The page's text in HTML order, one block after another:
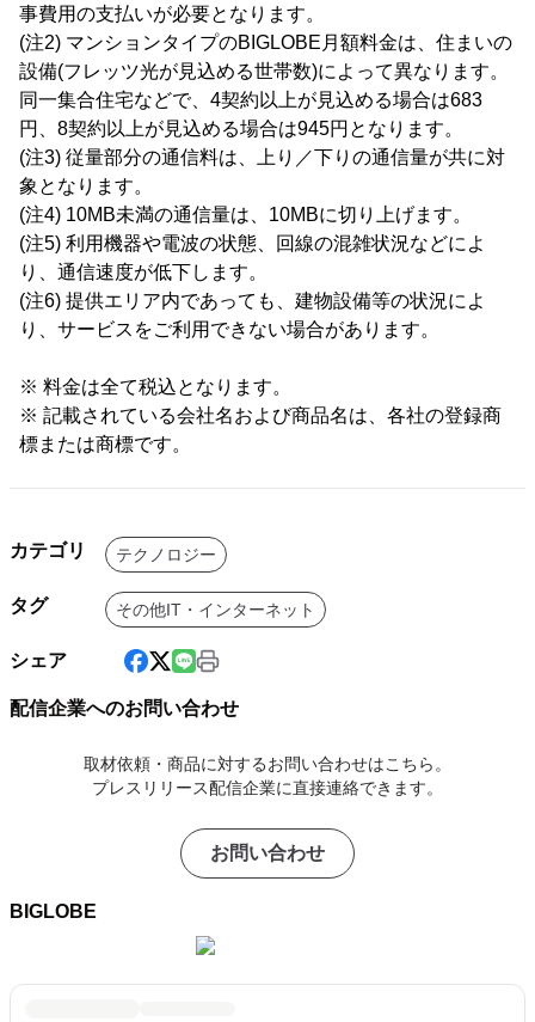
事費用の支払いが必要となります。
(注2) マンションタイプのBIGLOBE月額料金は、住まいの
設備(フレッツ光が見込める世帯数)によって異なります。
同一集合住宅などで、4契約以上が見込める場合は683
円、8契約以上が見込める場合は945円となります。
(注3) 従量部分の通信料は、上り／下りの通信量が共に対
象となります。
(注4) 10MB未満の通信量は、10MBに切り上げます。
(注5) 利用機器や電波の状態、回線の混雑状況などによ
り、通信速度が低下します。
(注6) 提供エリア内であっても、建物設備等の状況によ
り、サービスをご利用できない場合があります。
※ 料金は全て税込となります。
※ 記載されている会社名および商品名は、各社の登録商
標または商標です。
カテゴリ テクノロジー
タグ その他IT・インターネット
シェア
配信企業へのお問い合わせ
取材依頼・商品に対するお問い合わせはこちら。
プレスリリース配信企業に直接連絡できます。
お問い合わせ
BIGLOBE